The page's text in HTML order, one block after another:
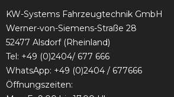
KW-Systems Fahrzeugtechnik GmbH
Werner-von-Siemens-Straße 28
52477 Alsdorf (Rheinland)
Tel: +49 (0)2404/ 677 666
WhatsApp: +49 (0)2404 / 677666
Öffnungszeiten: